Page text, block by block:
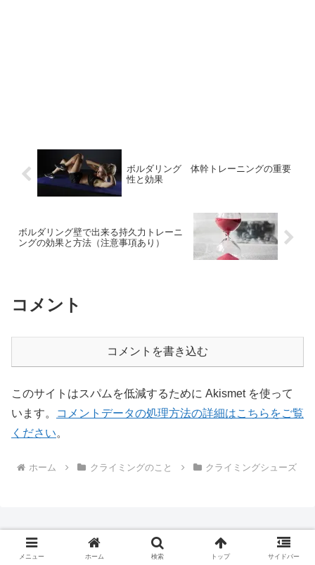
ボルダリング 体幹トレーニングの重要
性と効果
ボルダリング壁で出来る持久力トレーニ
ングの効果と方法（注意事項あり）
コメント
コメントを書き込む
このサイトはスパムを低減するために Akismet を使って
います。
コメントデータの処理方法の詳細はこちらをご覧
ください。
ホーム クライミングのこと クライミングシューズ
メニュー ホーム 検索 トップ サイドバー